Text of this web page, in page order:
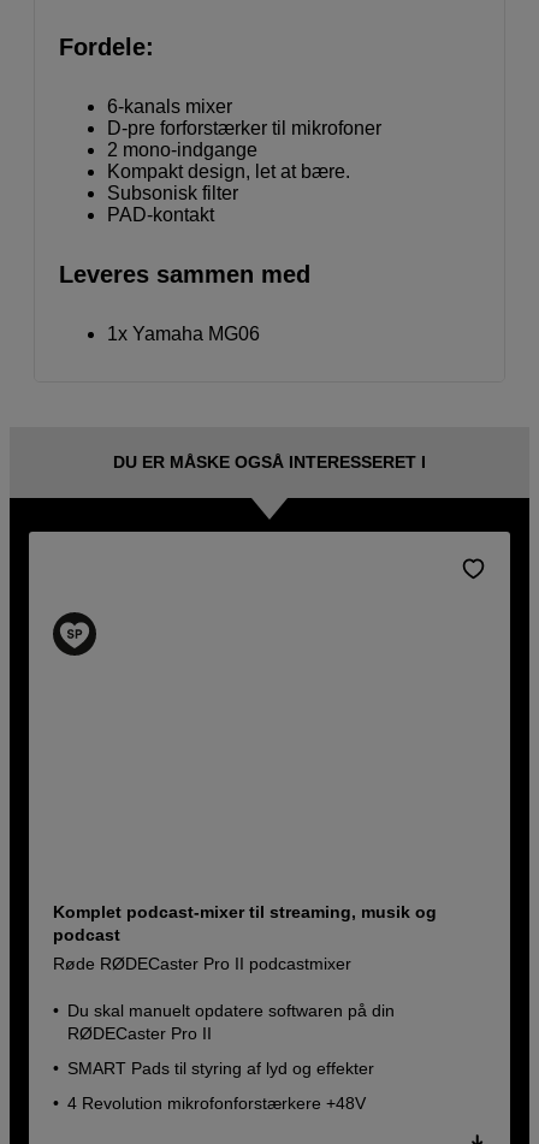
Fordele:
6-kanals mixer
D-pre forforstærker til mikrofoner
2 mono-indgange
Kompakt design, let at bære.
Subsonisk filter
PAD-kontakt
Leveres sammen med
1x Yamaha MG06
DU ER MÅSKE OGSÅ INTERESSERET I
Komplet podcast-mixer til streaming, musik og
podcast
Røde RØDECaster Pro II podcastmixer
Du skal manuelt opdatere softwaren på din
RØDECaster Pro II
SMART Pads til styring af lyd og effekter
4 Revolution mikrofonforstærkere +48V